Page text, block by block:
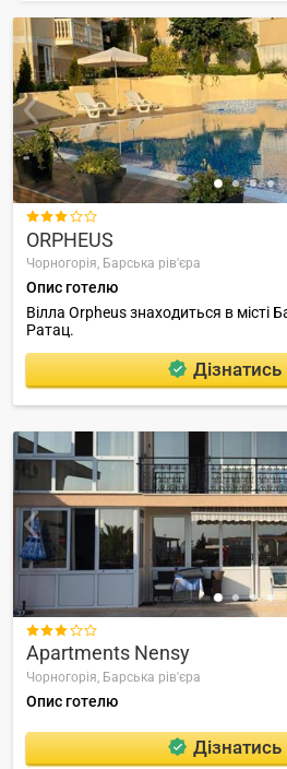
скористатись зручним пошуком
Farvater Travel ви знайдете безліч
відгуків про кращі готелі

ORPHEUS
Чорногорія, Барська рів'єра
Опис готелю
Вілла Orpheus знаходиться в місті
Ратац.
Дізнатись

Apartments Nensy
Чорногорія, Барська рів'єра
Опис готелю
Дізнатись